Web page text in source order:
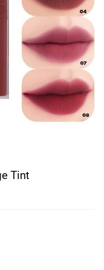
Tint